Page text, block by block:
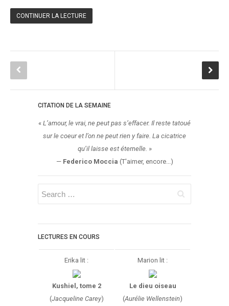
CONTINUER LA LECTURE
CITATION DE LA SEMAINE
« L’amour, le vrai, ne peut pas s’effacer. Il reste tatoué
sur le coeur et l’on ne peut rien y faire. La cicatrice
qu’il laisse est éternelle. »
— Federico Moccia (T'aimer, encore...)
LECTURES EN COURS
Erika lit :
Kushiel, tome 2
(Jacqueline Carey)
Marion lit :
Le dieu oiseau
(Aurélie Wellenstein)